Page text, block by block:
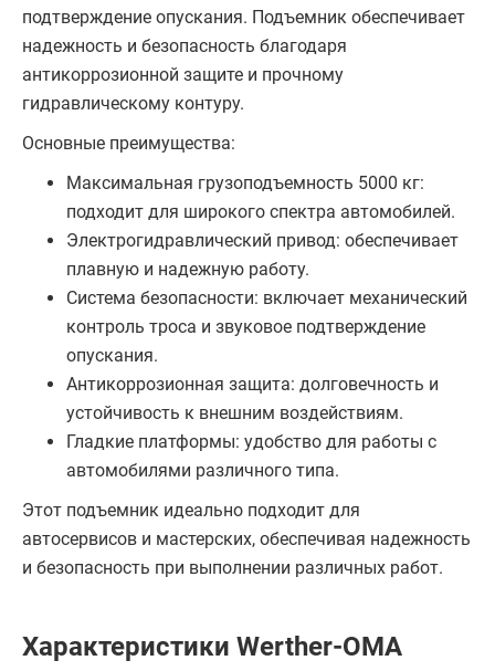
подтверждение опускания. Подъемник обеспечивает
надежность и безопасность благодаря
антикоррозионной защите и прочному
гидравлическому контуру.
Основные преимущества:
Максимальная грузоподъемность 5000 кг:
подходит для широкого спектра автомобилей.
Электрогидравлический привод: обеспечивает
плавную и надежную работу.
Система безопасности: включает механический
контроль троса и звуковое подтверждение
опускания.
Антикоррозионная защита: долговечность и
устойчивость к внешним воздействиям.
Гладкие платформы: удобство для работы с
автомобилями различного типа.
Этот подъемник идеально подходит для
автосервисов и мастерских, обеспечивая надежность
и безопасность при выполнении различных работ.
Характеристики Werther-OMA